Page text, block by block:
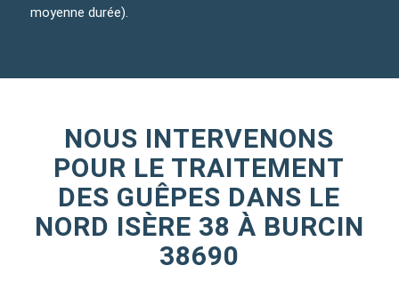
moyenne durée).
NOUS INTERVENONS
POUR LE TRAITEMENT
DES GUÊPES DANS LE
NORD ISÈRE 38 À BURCIN
38690